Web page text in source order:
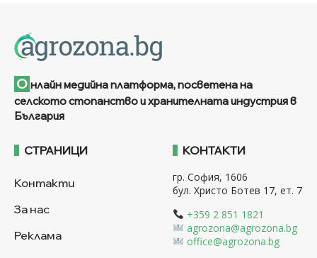
О нлайн медийна платформа, посветена на
селското стопанство и хранителната индустрия в
България
СТРАНИЦИ
Контакти
За нас
Реклама
КОНТАКТИ
гр. София, 1606
бул. Христо Ботев 17, ет. 7
+359 2 851 1821
agrozona@agrozona.bg
office@agrozona.bg